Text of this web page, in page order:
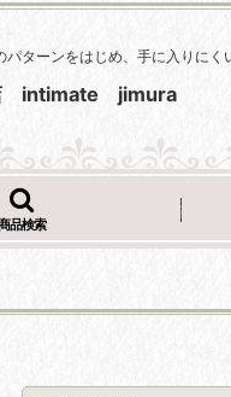
ターンをはじめ、手に入りにく
intimate jimura
品検索